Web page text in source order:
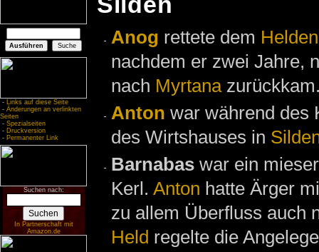
- Links auf diese Seite
- Änderungen an verlinkten
Seiten
- Spezialseiten
- Druckversion
- Permanenter Link
Suchen nach:
In Partnerschaft mit
Amazon.de
Anog rettete dem Helden
nachdem er zwei Jahre,
nach Myrtana
Anton war während des
des Wirtshauses in
Barnabas war ein
Kerl. Anton hatte Ärger
zu allem Überfluss auch
Held regelte die